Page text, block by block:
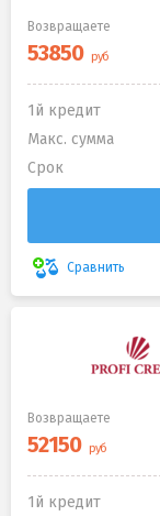
Возвращаете
1й кредит
Макс. сумма
Срок
Сравнить
Возвращаете
1й кредит